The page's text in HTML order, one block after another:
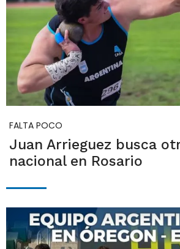
FALTA POCO
Juan Arrieguez busca
nacional en Rosario